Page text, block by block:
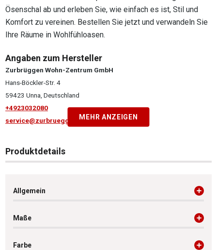
Ösenschal ab und erleben Sie, wie einfach es ist, Stil und
Komfort zu vereinen. Bestellen Sie jetzt und verwandeln Sie
Ihre Räume in Wohlfühloasen.
Angaben zum Hersteller
Zurbrüggen Wohn-Zentrum GmbH
Hans-Böckler-Str. 4
59423 Unna, Deutschland
+4923032080
service@zurbrueggen.deMEHR ANZEIGEN
Produktdetails
Allgemein
Maße
Farbe